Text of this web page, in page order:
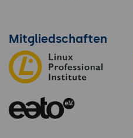
Mitgliedschaften